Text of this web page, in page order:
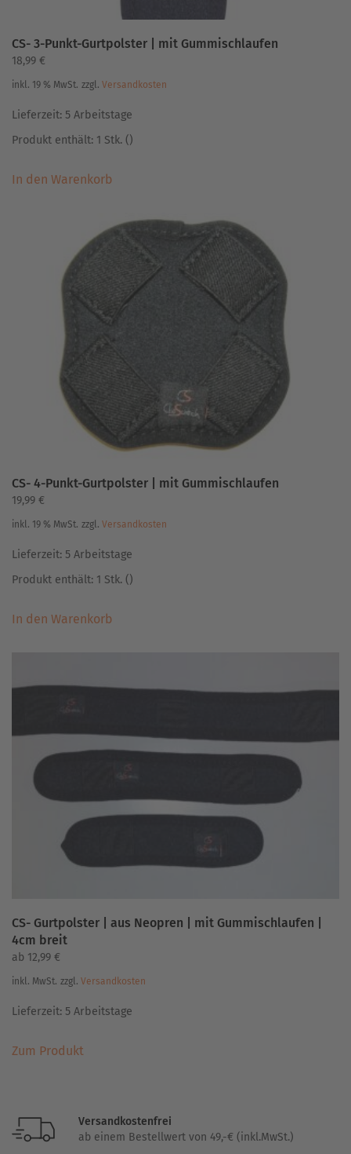
CS- 3-Punkt-Gurtpolster | mit Gummischlaufen
18,99 €
inkl. 19 % MwSt. zzgl. Versandkosten
Lieferzeit: 5 Arbeitstage
Produkt enthält: 1 Stk. ()
In den Warenkorb
CS- 4-Punkt-Gurtpolster | mit Gummischlaufen
19,99 €
inkl. 19 % MwSt. zzgl. Versandkosten
Lieferzeit: 5 Arbeitstage
Produkt enthält: 1 Stk. ()
In den Warenkorb
CS- Gurtpolster | aus Neopren | mit Gummischlaufen |
4cm breit
ab 12,99 €
inkl. MwSt. zzgl. Versandkosten
Lieferzeit: 5 Arbeitstage
Zum ProduktProdukt
auf.
Versandkostenfrei
ab einem Bestellwert von 49,-€ (inkl.MwSt.)